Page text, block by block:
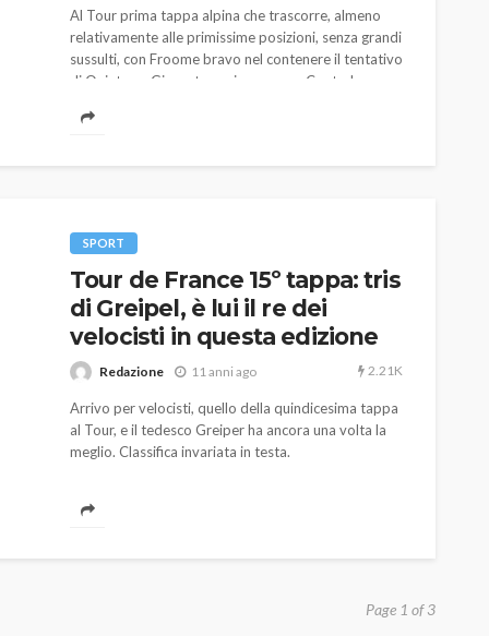
Al Tour prima tappa alpina che trascorre, almeno
relativamente alle primissime posizioni, senza grandi
sussulti, con Froome bravo nel contenere il tentativo
di Quintana. Giornata no, invece, per Contador
costretti al ritiro.
SPORT
Tour de France 15º tappa: tris
di Greipel, è lui il re dei
velocisti in questa edizione
Redazione 11 anni ago 2.21K
Arrivo per velocisti, quello della quindicesima tappa
al Tour, e il tedesco Greiper ha ancora una volta la
meglio. Classifica invariata in testa.
Page 1 of 3